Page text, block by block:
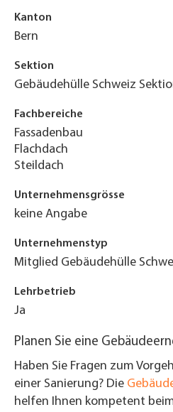
Kanton
Bern
Sektion
Gebäudehülle Schweiz
Fachbereiche
Fassadenbau
Flachdach
Steildach
Unternehmensgrösse
keine Angabe
Unternehmenstyp
Mitglied Gebäudehülle
Lehrbetrieb
Ja
Planen Sie eine
Haben Sie Fragen zum
einer Sanierung? Die
helfen Ihnen kompetent